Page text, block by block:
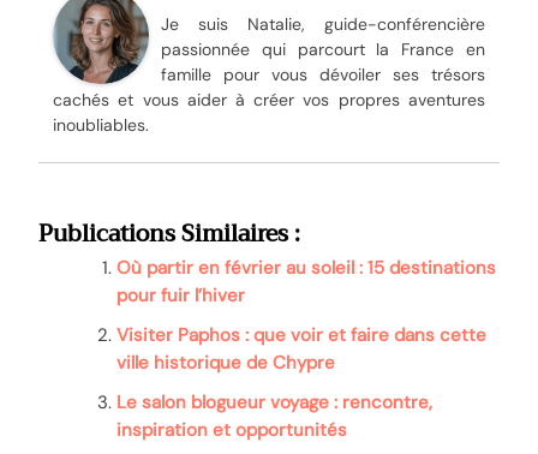
Je suis Natalie, guide-conférencière
passionnée qui parcourt la France en
famille pour vous dévoiler ses trésors
cachés et vous aider à créer vos propres aventures
inoubliables.
Publications Similaires :
Où partir en février au soleil : 15 destinations
pour fuir l’hiver
Visiter Paphos : que voir et faire dans cette
ville historique de Chypre
Le salon blogueur voyage : rencontre,
inspiration et opportunités